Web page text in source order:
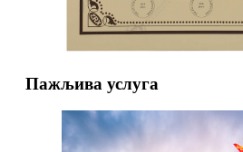
Пажљива услуга